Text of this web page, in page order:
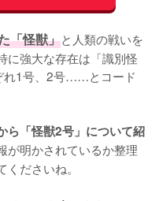
「怪獣」と人類の戦いを
に強大な存在は「識別怪
れ1号、2号……とコード
ら「怪獣2号」について紹
が明かされているか整理
ださいね。